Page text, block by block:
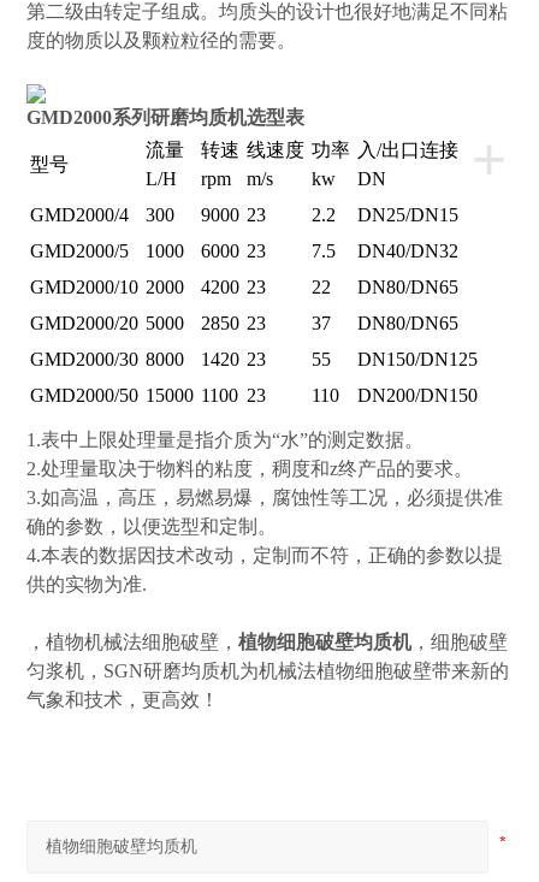
第二级由转定子组成。均质头的设计也很好地满足不同粘
度的物质以及颗粒粒径的需要。
GMD2000系列研磨均质机选型表
+
型号
流量
L/H
转速
rpm
线速度
m/s
功率
kw
入/出口连接
DN
GMD2000/4
300 9000 23 2.2
DN25/DN15
GMD2000/5
1000 6000 23 7.5
DN40/DN32
GMD2000/10 2000 4200 23 22
DN80/DN65
GMD2000/20 5000 2850 23 37
DN80/DN65
GMD2000/30 8000 1420 23 55
DN150/DN125
GMD2000/50 15000 1100 23 110 DN200/DN150
1.表中上限处理量是指介质为“水”的测定数据。
2.处理量取决于物料的粘度，稠度和z终产品的要求。
3.如高温，高压，易燃易爆，腐蚀性等工况，必须提供准
确的参数，以便选型和定制。
4.本表的数据因技术改动，定制而不符，正确的参数以提
供的实物为准.
，植物机械法细胞破壁，植物细胞破壁均质机，细胞破壁
匀浆机，SGN研磨均质机为机械法植物细胞破壁带来新的
气象和技术，更高效！